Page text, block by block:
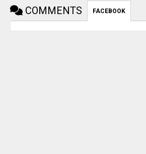
COMMENTS FACEBOOK